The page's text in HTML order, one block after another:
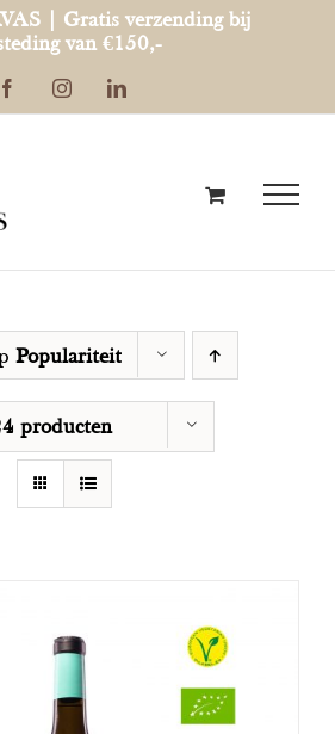
| Gratis verzending bij
van €150,-
FacebookInstagramLinkedIn
Populariteit
producten